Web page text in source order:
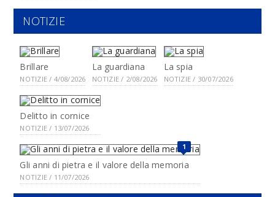
NOTIZIE
Brillare
NOTIZIE / 4/08/2026
La guardiana
NOTIZIE / 2/08/2026
La spia
NOTIZIE / 30/07/2026
Delitto in cornice
NOTIZIE / 13/07/2026
1
Gli anni di pietra e il valore della memoria
NOTIZIE / 11/07/2026